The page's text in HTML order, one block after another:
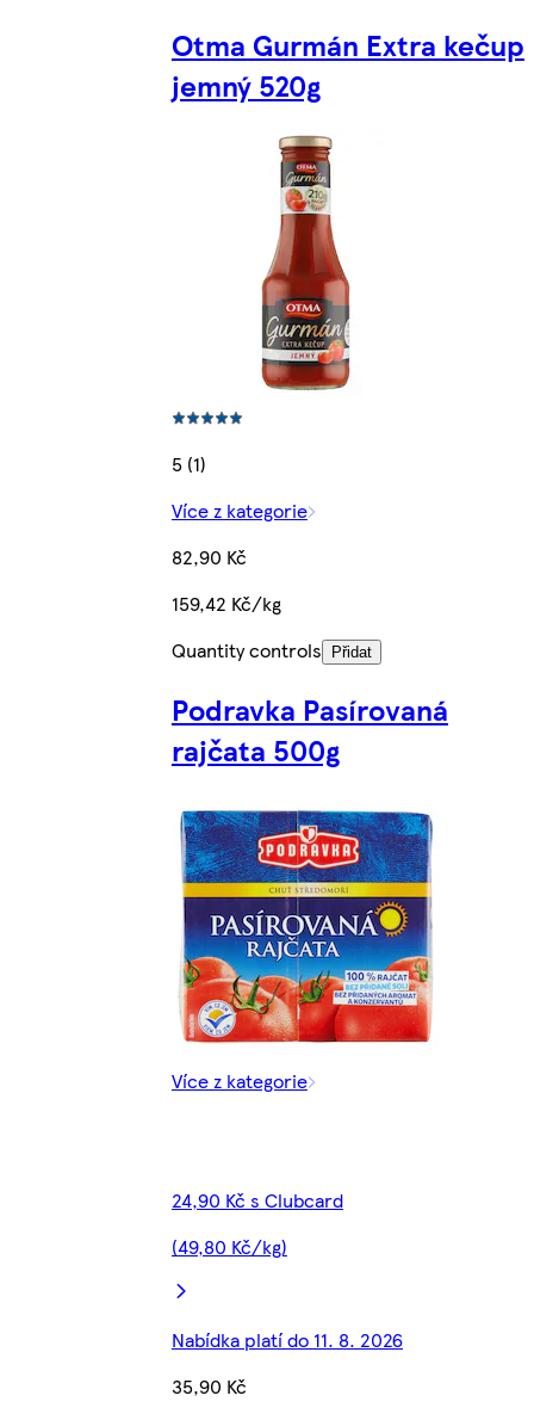
Otma Gurmán Extra kečup
jemný 520g
5 (1)
Více z kategorie
82,90 Kč
159,42 Kč/kg
Quantity controls
Přidat
Podravka Pasírovaná
rajčata 500g
Více z kategorie
24,90 Kč s Clubcard
(49,80 Kč/kg)
Nabídka platí do 11. 8. 2026
35,90 Kč